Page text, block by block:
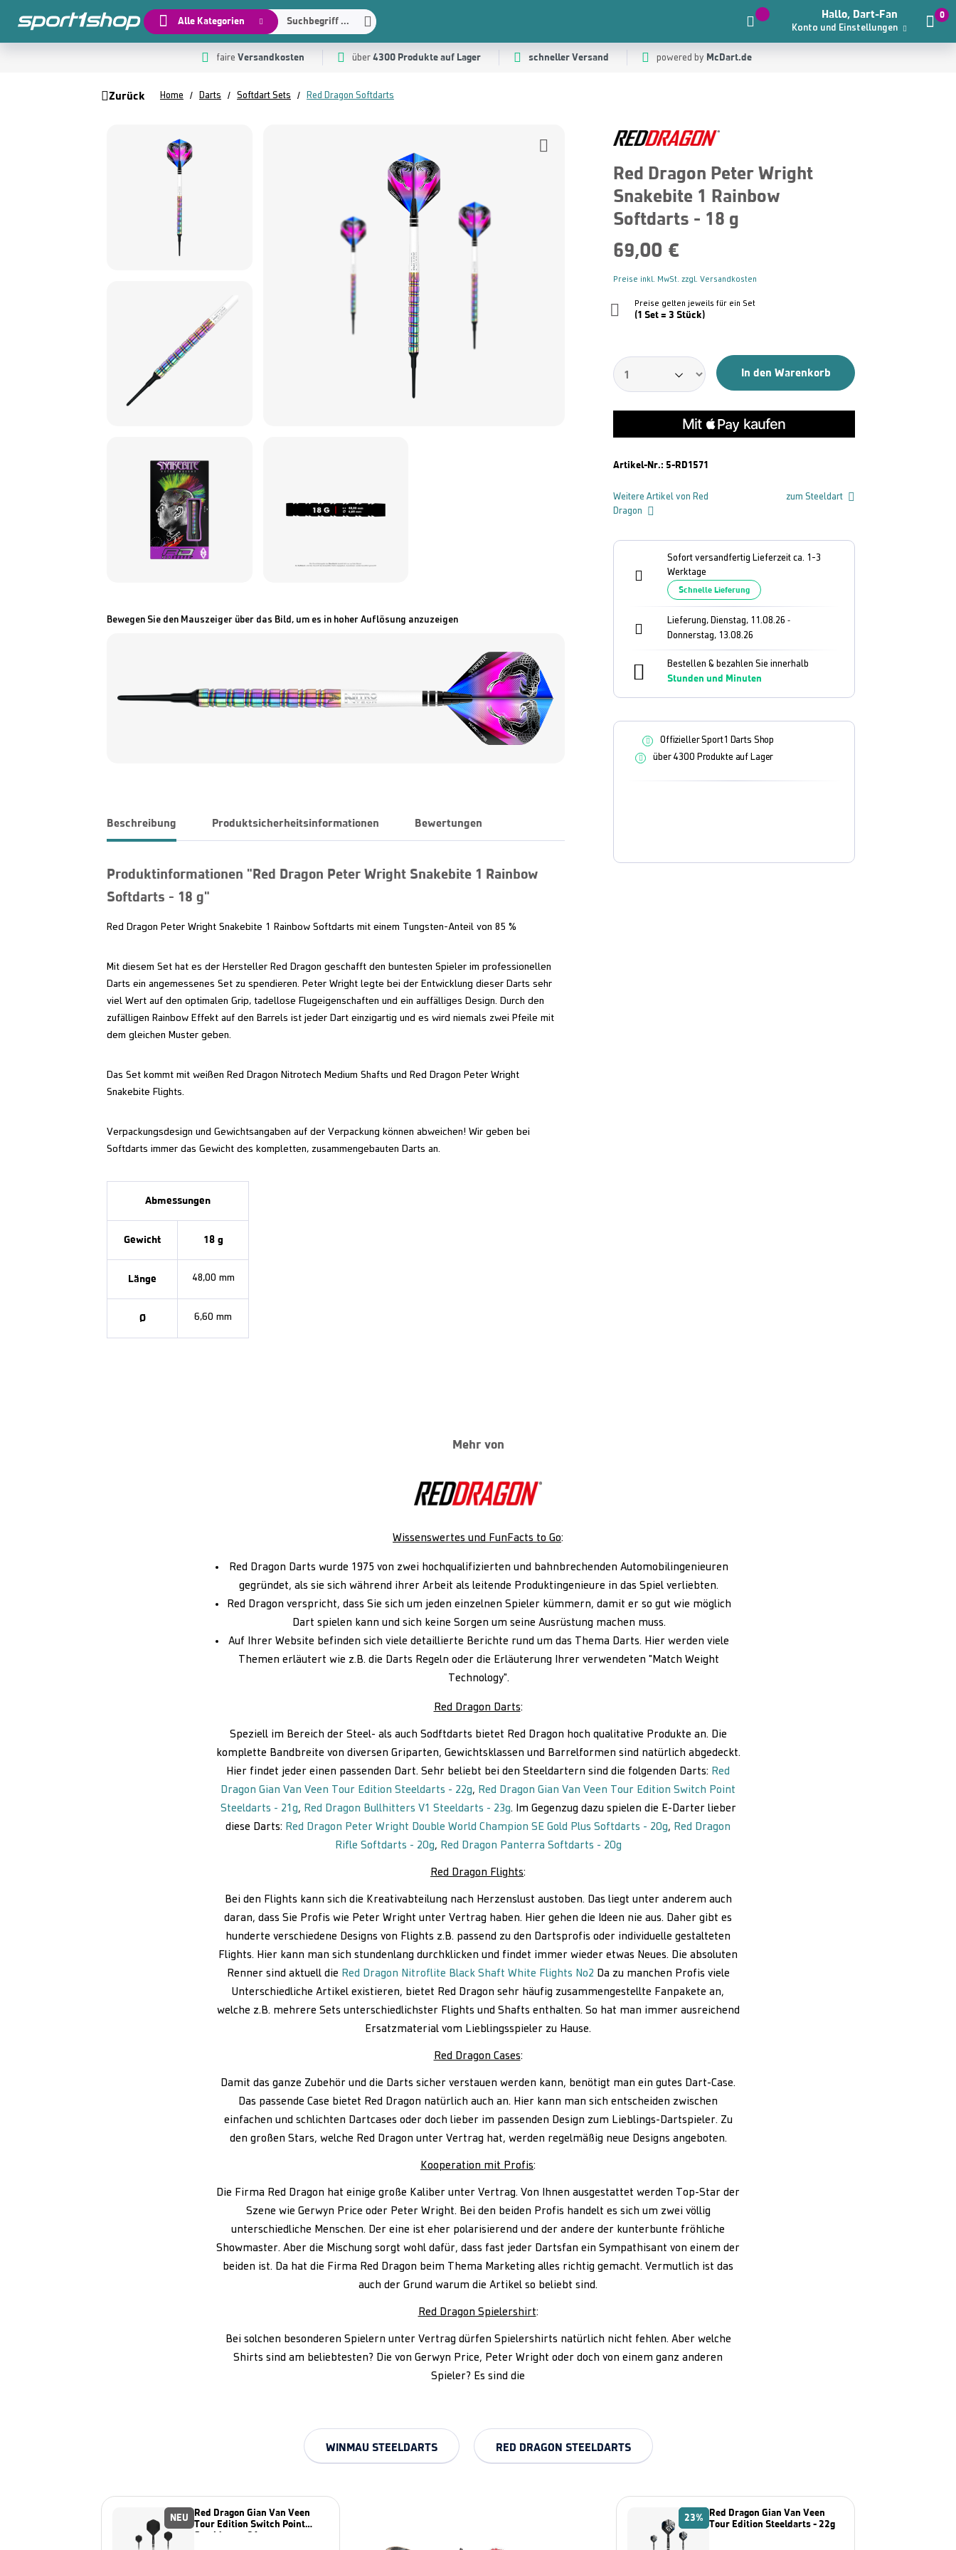
Alle Kategorien Suchbegriff ...
Hallo, Dart-Fan
Konto und Einstellungen
0
faire Versandkosten über 4300 Produkte auf Lager schneller Versand powered by McDart.de
Zurück Home Darts Softdart Sets Red Dragon Softdarts
Bewegen Sie den Mauszeiger über das Bild, um es in hoher Auflösung anzuzeigen
Beschreibung Produktsicherheitsinformationen Bewertungen
Produktinformationen "Red Dragon Peter Wright Snakebite 1 Rainbow
Softdarts - 18 g"
Red Dragon Peter Wright Snakebite 1 Rainbow Softdarts mit einem Tungsten-Anteil von 85 %
Mit diesem Set hat es der Hersteller Red Dragon geschafft den buntesten Spieler im professionellen
Darts ein angemessenes Set zu spendieren. Peter Wright legte bei der Entwicklung dieser Darts sehr
viel Wert auf den optimalen Grip, tadellose Flugeigenschaften und ein auffälliges Design. Durch den
zufälligen Rainbow Effekt auf den Barrels ist jeder Dart einzigartig und es wird niemals zwei Pfeile mit
dem gleichen Muster geben.
Das Set kommt mit weißen Red Dragon Nitrotech Medium Shafts und Red Dragon Peter Wright
Snakebite Flights.
Verpackungsdesign und Gewichtsangaben auf der Verpackung können abweichen! Wir geben bei
Softdarts immer das Gewicht des kompletten, zusammengebauten Darts an.
Abmessungen
Gewicht 18 g
Länge 48,00 mm
Ø 6,60 mm
Red Dragon Peter Wright
Snakebite 1 Rainbow
Softdarts - 18 g
69,00 €
Preise inkl. MwSt. zzgl. Versandkosten
Preise gelten jeweils für ein Set
(1 Set = 3 Stück)
In den Warenkorb
Artikel-Nr.: 5-RD1571
Weitere Artikel von Red
Dragon
zum Steeldart
Sofort versandfertig Lieferzeit ca. 1-3
Werktage
Schnelle Lieferung
Lieferung, Dienstag, 11.08.26 -
Donnerstag, 13.08.26
Bestellen & bezahlen Sie innerhalb
Stunden und Minuten
Offizieller Sport1 Darts Shop
über 4300 Produkte auf Lager
Mehr von
Wissenswertes und FunFacts to Go:
Red Dragon Darts wurde 1975 von zwei hochqualifizierten und bahnbrechenden Automobilingenieuren
gegründet, als sie sich während ihrer Arbeit als leitende Produktingenieure in das Spiel verliebten.
Red Dragon verspricht, dass Sie sich um jeden einzelnen Spieler kümmern, damit er so gut wie möglich
Dart spielen kann und sich keine Sorgen um seine Ausrüstung machen muss.
Auf Ihrer Website befinden sich viele detaillierte Berichte rund um das Thema Darts. Hier werden viele
Themen erläutert wie z.B. die Darts Regeln oder die Erläuterung Ihrer verwendeten "Match Weight
Technology".
Red Dragon Darts:
Speziell im Bereich der Steel- als auch Sodftdarts bietet Red Dragon hoch qualitative Produkte an. Die
komplette Bandbreite von diversen Griparten, Gewichtsklassen und Barrelformen sind natürlich abgedeckt.
Hier findet jeder einen passenden Dart. Sehr beliebt bei den Steeldartern sind die folgenden Darts: Red
Dragon Gian Van Veen Tour Edition Steeldarts - 22g, Red Dragon Gian Van Veen Tour Edition Switch Point
Steeldarts - 21g, Red Dragon Bullhitters V1 Steeldarts - 23g. Im Gegenzug dazu spielen die E-Darter lieber
diese Darts: Red Dragon Peter Wright Double World Champion SE Gold Plus Softdarts - 20g, Red Dragon
Rifle Softdarts - 20g, Red Dragon Panterra Softdarts - 20g
Red Dragon Flights:
Bei den Flights kann sich die Kreativabteilung nach Herzenslust austoben. Das liegt unter anderem auch
daran, dass Sie Profis wie Peter Wright unter Vertrag haben. Hier gehen die Ideen nie aus. Daher gibt es
hunderte verschiedene Designs von Flights z.B. passend zu den Dartsprofis oder individuelle gestalteten
Flights. Hier kann man sich stundenlang durchklicken und findet immer wieder etwas Neues. Die absoluten
Renner sind aktuell die Red Dragon Nitroflite Black Shaft White Flights No2 Da zu manchen Profis viele
Unterschiedliche Artikel existieren, bietet Red Dragon sehr häufig zusammengestellte Fanpakete an,
welche z.B. mehrere Sets unterschiedlichster Flights und Shafts enthalten. So hat man immer ausreichend
Ersatzmaterial vom Lieblingsspieler zu Hause.
Red Dragon Cases:
Damit das ganze Zubehör und die Darts sicher verstauen werden kann, benötigt man ein gutes Dart-Case.
Das passende Case bietet Red Dragon natürlich auch an. Hier kann man sich entscheiden zwischen
einfachen und schlichten Dartcases oder doch lieber im passenden Design zum Lieblings-Dartspieler. Zu
den großen Stars, welche Red Dragon unter Vertrag hat, werden regelmäßig neue Designs angeboten.
Kooperation mit Profis:
Die Firma Red Dragon hat einige große Kaliber unter Vertrag. Von Ihnen ausgestattet werden Top-Star der
Szene wie Gerwyn Price oder Peter Wright. Bei den beiden Profis handelt es sich um zwei völlig
unterschiedliche Menschen. Der eine ist eher polarisierend und der andere der kunterbunte fröhliche
Showmaster. Aber die Mischung sorgt wohl dafür, dass fast jeder Dartsfan ein Sympathisant von einem der
beiden ist. Da hat die Firma Red Dragon beim Thema Marketing alles richtig gemacht. Vermutlich ist das
auch der Grund warum die Artikel so beliebt sind.
Red Dragon Spielershirt:
Bei solchen besonderen Spielern unter Vertrag dürfen Spielershirts natürlich nicht fehlen. Aber welche
Shirts sind am beliebtesten? Die von Gerwyn Price, Peter Wright oder doch von einem ganz anderen
Spieler? Es sind die
WINMAU STEELDARTS RED DRAGON STEELDARTS
NEU Red Dragon Gian Van Veen
Tour Edition Switch Point
Steeldarts - 21g
23% Red Dragon Gian Van Veen
Tour Edition Steeldarts - 22g